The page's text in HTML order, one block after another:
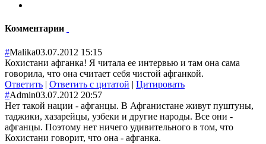
Комментарии
#Malika03.07.2012 15:15
Кохистани афганка! Я читала ее интервью и там она сама
говорила, что она считает себя чистой афганкой.
Ответить | Ответить с цитатой | Цитировать
#Admin03.07.2012 20:57
Нет такой нации - афганцы. В Афганистане живут пуштуны,
таджики, хазарейцы, узбеки и другие народы. Все они -
афганцы. Поэтому нет ничего удивительного в том, что
Кохистани говорит, что она - афганка.